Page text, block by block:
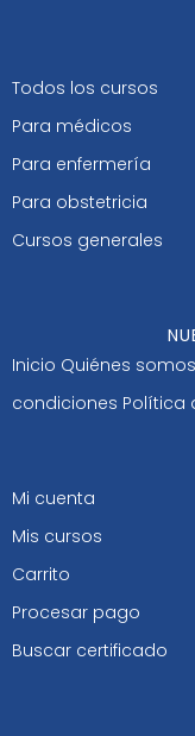
Todos los cursos
Para médicos
Para enfermería
Para obstetricia
Cursos generales
Inicio Quiénes somos
condiciones Política
Mi cuenta
Mis cursos
Carrito
Procesar pago
Buscar certificado